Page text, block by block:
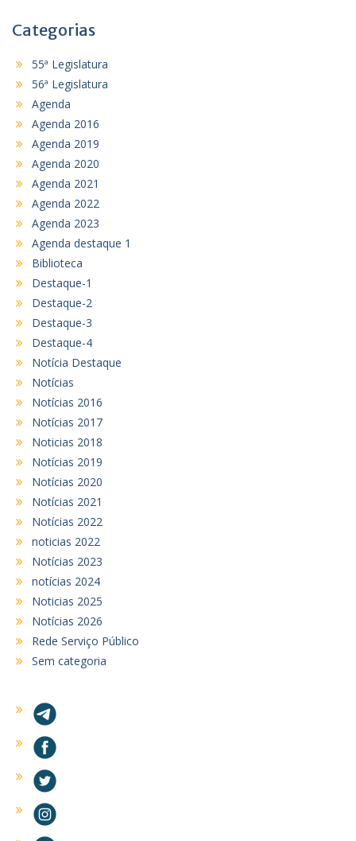
Categorias
55ª Legislatura
56ª Legislatura
Agenda
Agenda 2016
Agenda 2019
Agenda 2020
Agenda 2021
Agenda 2022
Agenda 2023
Agenda destaque 1
Biblioteca
Destaque-1
Destaque-2
Destaque-3
Destaque-4
Notícia Destaque
Notícias
Notícias 2016
Notícias 2017
Noticias 2018
Notícias 2019
Notícias 2020
Notícias 2021
Notícias 2022
noticias 2022
Notícias 2023
notícias 2024
Noticias 2025
Notícias 2026
Rede Serviço Público
Sem categoria